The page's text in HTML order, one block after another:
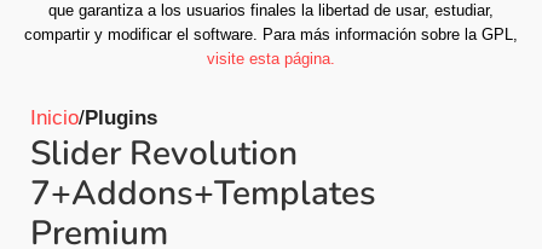
que garantiza a los usuarios finales la libertad de usar, estudiar,
compartir y modificar el software. Para más información sobre la GPL,
visite esta página.
Inicio Plugins
Slider Revolution
7+Addons+Templates
Premium